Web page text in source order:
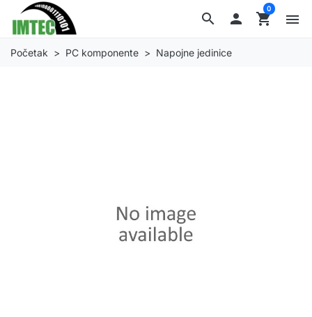
search  shopping_cart
0
menu
Početak PC komponente Napojne jedinice